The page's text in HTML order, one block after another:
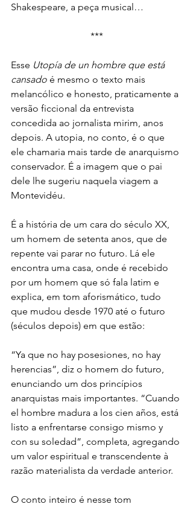
Shakespeare, a peça musical…
***
Esse Utopía de un hombre que está
cansado é mesmo o texto mais
melancólico e honesto, praticamente a
versão ficcional da entrevista
concedida ao jornalista mirim, anos
depois. A utopia, no conto, é o que
ele chamaria mais tarde de anarquismo
conservador. É a imagem que o pai
dele lhe sugeriu naquela viagem a
Montevidéu.
É a história de um cara do século XX,
um homem de setenta anos, que de
repente vai parar no futuro. Lá ele
encontra uma casa, onde é recebido
por um homem que só fala latim e
explica, em tom aforismático, tudo
que mudou desde 1970 até o futuro
(séculos depois) em que estão:
“Ya que no hay posesiones, no hay
herencias”, diz o homem do futuro,
enunciando um dos princípios
anarquistas mais importantes. “Cuando
el hombre madura a los cien años, está
listo a enfrentarse consigo mismo y
con su soledad”, completa, agregando
um valor espiritual e transcendente à
razão materialista da verdade anterior.
O conto inteiro é nesse tom